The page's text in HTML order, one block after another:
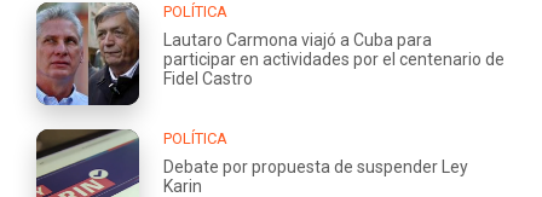
POLÍTICA
Lautaro Carmona viajó a Cuba para
participar en actividades por el centenario de
Fidel Castro
POLÍTICA
Debate por propuesta de suspender Ley
Karin